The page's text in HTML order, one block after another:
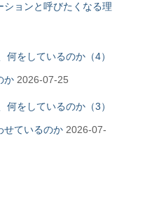
ョンと呼びたくなる理
をしているのか（4）
か 2026-07-25
をしているのか（3）
せているのか 2026-07-